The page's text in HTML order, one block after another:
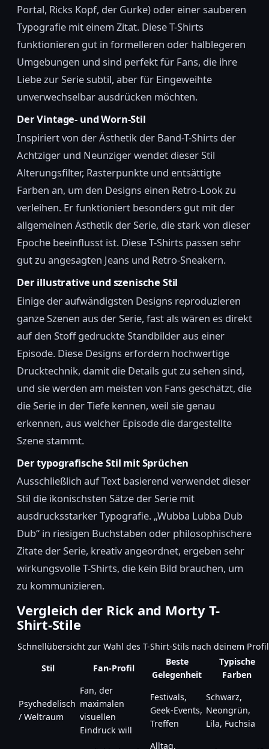
Portal, Ricks Kopf, der Gurke) oder einer sauberen
Typografie mit einem Zitat. Diese T-Shirts
funktionieren gut in formelleren oder halblegeren
Umgebungen und sind perfekt für Fans, die ihre
Liebe zur Serie subtil, aber für Eingeweihte
unverwechselbar ausdrücken möchten.
Der Vintage- und Worn-Stil
Inspiriert von der Ästhetik der Band-T-Shirts der
Achtziger und Neunziger wendet dieser Stil
Alterungsfilter, Rasterpunkte und entsättigte
Farben an, um den Designs einen Retro-Look zu
verleihen. Er funktioniert besonders gut mit der
allgemeinen Ästhetik der Serie, die stark von dieser
Epoche beeinflusst ist. Diese T-Shirts passen sehr
gut zu angesagten Jeans und Retro-Sneakern.
Der illustrative und szenische Stil
Einige der aufwändigsten Designs reproduzieren
ganze Szenen aus der Serie, fast als wären es direkt
auf den Stoff gedruckte Standbilder aus einer
Episode. Diese Designs erfordern hochwertige
Drucktechnik, damit die Details gut zu sehen sind,
und sie werden am meisten von Fans geschätzt, die
die Serie in der Tiefe kennen, weil sie genau
erkennen, aus welcher Episode die dargestellte
Szene stammt.
Der typografische Stil mit Sprüchen
Ausschließlich auf Text basierend verwendet dieser
Stil die ikonischsten Sätze der Serie mit
ausdrucksstarker Typografie. „Wubba Lubba Dub
Dub“ in riesigen Buchstaben oder philosophischere
Zitate der Serie, kreativ angeordnet, ergeben sehr
wirkungsvolle T-Shirts, die kein Bild brauchen, um
zu kommunizieren.
Vergleich der Rick and Morty T-
Shirt-Stile
Schnellübersicht zur Wahl des T-Shirt-Stils nach deinem Profil
Stil
Fan-Profil
Beste
Gelegenheit
Typische
Farben
Psychedelisch
/ Weltraum
Fan, der
maximalen
visuellen
Eindruck will
Festivals,
Geek-Events,
Treffen
Schwarz,
Neongrün,
Lila, Fuchsia
Alltag,